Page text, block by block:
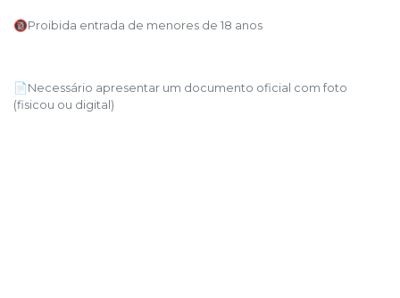
🔞Proibida entrada de menores de 18 anos
📄Necessário apresentar um documento oficial com foto
(fisicou ou digital)